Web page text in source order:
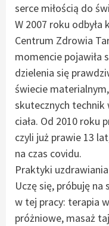
serce miłością do
W 2007 roku odbyła
Centrum Zdrowia
momencie pojawiła
dzielenia się
świecie
skutecznych technik
ciała. Od 2010 roku
czyli już prawie 13
na czas covidu.
Praktyki
Uczę się, próbuję
w tej pracy: terapia
próżniowe, masaż